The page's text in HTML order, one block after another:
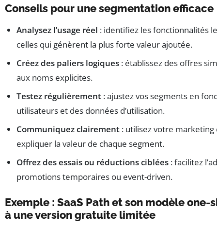
Conseils pour une segmentation efficace
Analysez l’usage réel : identifiez les fonctionnalités
celles qui génèrent la plus forte valeur ajoutée.
Créez des paliers logiques : établissez des offres
aux noms explicites.
Testez régulièrement : ajustez vos segments en
utilisateurs et des données d’utilisation.
Communiquez clairement : utilisez votre marketing
expliquer la valeur de chaque segment.
Offrez des essais ou réductions ciblées : facilitez
promotions temporaires ou event-driven.
Exemple : SaaS Path et son modèle one-
à une version gratuite limitée